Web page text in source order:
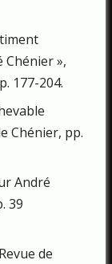
»,
177-204.
Chénier, pp.
André
39
de